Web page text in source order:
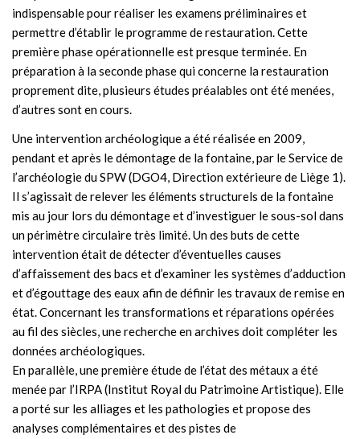
indispensable pour réaliser les examens préliminaires et
permettre d’établir le programme de restauration. Cette
première phase opérationnelle est presque terminée. En
préparation à la seconde phase qui concerne la restauration
proprement dite, plusieurs études préalables ont été menées,
d’autres sont en cours.
Une intervention archéologique a été réalisée en 2009,
pendant et après le démontage de la fontaine, par le Service de
l’archéologie du SPW (DGO4, Direction extérieure de Liège 1).
Il s’agissait de relever les éléments structurels de la fontaine
mis au jour lors du démontage et d’investiguer le sous-sol dans
un périmètre circulaire très limité. Un des buts de cette
intervention était de détecter d’éventuelles causes
d’affaissement des bacs et d’examiner les systèmes d’adduction
et d’égouttage des eaux afin de définir les travaux de remise en
état. Concernant les transformations et réparations opérées
au fil des siècles, une recherche en archives doit compléter les
données archéologiques.
En parallèle, une première étude de l’état des métaux a été
menée par l’IRPA (Institut Royal du Patrimoine Artistique). Elle
a porté sur les alliages et les pathologies et propose des
analyses complémentaires et des pistes de